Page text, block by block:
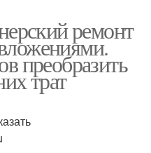
ремонт
преобразить
трат